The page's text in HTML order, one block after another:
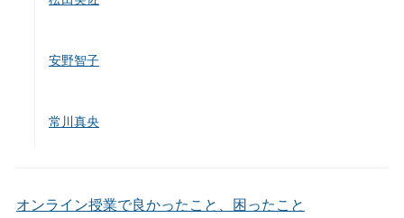
安野智子
常川真央
オンライン授業で良かったこと、困ったこと